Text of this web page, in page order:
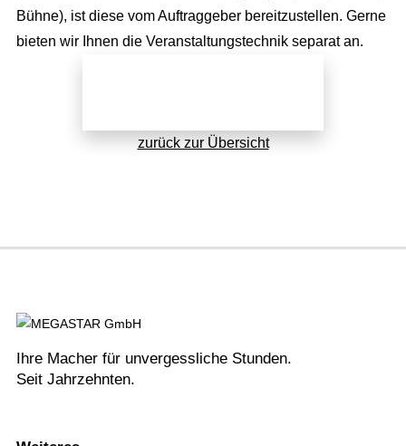
Bühne), ist diese vom Auftraggeber bereitzustellen. Gerne
bieten wir Ihnen die Veranstaltungstechnik separat an.
zurück zur Übersicht
Ihre Macher für unvergessliche Stunden.
Seit Jahrzehnten.